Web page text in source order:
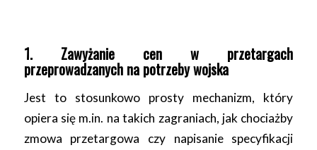
1. Zawyżanie cen w przetargach
przeprowadzanych na potrzeby wojska
Jest to stosunkowo prosty mechanizm, który
opiera się m.in. na takich zagraniach, jak chociażby
zmowa przetargowa czy napisanie specyfikacji